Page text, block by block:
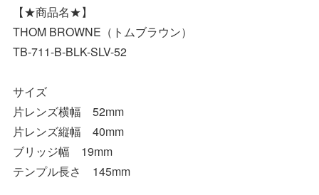
【★商品名★】
THOM BROWNE（トムブラウン）
TB-711-B-BLK-SLV-52
サイズ
片レンズ横幅 52mm
片レンズ縦幅 40mm
ブリッジ幅 19mm
テンプル長さ 145mm